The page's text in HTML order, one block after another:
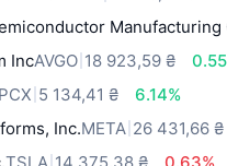
Manufacturing
IncAVGO 18 923,59 ₴
5 134,41 ₴
6.14%
Inc.META 26 431,66 ₴
TSLA 14 375,38 ₴
0.63%